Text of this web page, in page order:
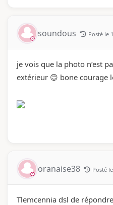
soundous Posté le
je vois que la photo n’est
extérieur 😊 bone courage
oranaise38 Posté
Tlemcennia dsl de